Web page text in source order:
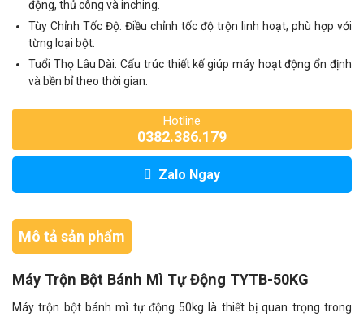
động, thủ công và inching.
Tùy Chỉnh Tốc Độ: Điều chỉnh tốc độ trộn linh hoạt, phù hợp với
từng loại bột.
Tuổi Thọ Lâu Dài: Cấu trúc thiết kế giúp máy hoạt động ổn định
và bền bỉ theo thời gian.
Hotline
0382.386.179
Zalo Ngay
Mô tả sản phẩm
Máy Trộn Bột Bánh Mì Tự Động TYTB-50KG
Máy trộn bột bánh mì tự động 50kg là thiết bị quan trọng trong